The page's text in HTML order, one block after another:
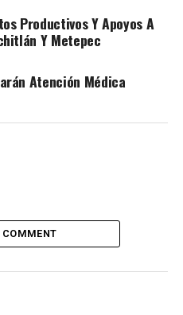
Productivos Y Apoyos A
Y Metepec
Atención Médica
COMMENT